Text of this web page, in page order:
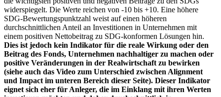
widerspiegelt. Die Werte reichen von -10 bis +10. Eine höhere
SDG-Bewertungspunktzahl weist auf einen höheren
durchschnittlichen Anteil an Investitionen in Unternehmen mit
einem positiven Nettobeitrag zu SDG-konformen Lösungen hin.
Dies ist jedoch kein Indikator für die reale Wirkung oder den
Beitrag des Fonds, Unternehmen nachhaltiger zu machen oder
positive Veränderungen in der Realwirtschaft zu bewirken
(siehe auch das Video zum Unterschied zwischen Alignment
und Impact im unteren Bereich dieser Seite). Dieser Indikator
eignet sich eher für Anleger, die im Einklang mit ihren Werten